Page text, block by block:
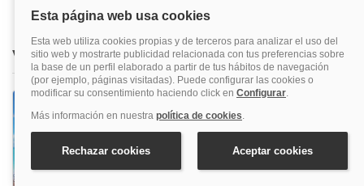
Visita nuestras webs temáticas
Hoteles de playa y costas
Te ofrecemos más de 5000 hoteles de playa
para que pases unas vacaciones inolvidables